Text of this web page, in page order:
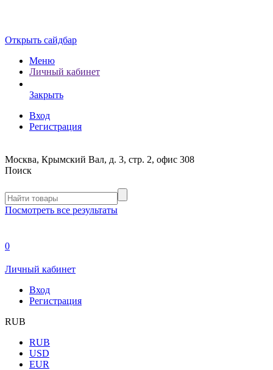
Открыть сайдбар
Меню
Личный кабинет
Закрыть
Вход
Регистрация
Москва, Крымский Вал, д. 3, стр. 2, офис 308
Поиск
Посмотреть все результаты
0
Личный кабинет
Вход
Регистрация
RUB
RUB
USD
EUR